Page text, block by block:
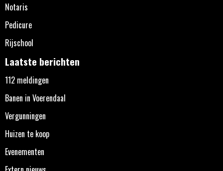
Notaris
Pedicure
Rijschool
Laatste berichten
112 meldingen
Banen in Voerendaal
Vergunningen
Huizen te koop
Evenementen